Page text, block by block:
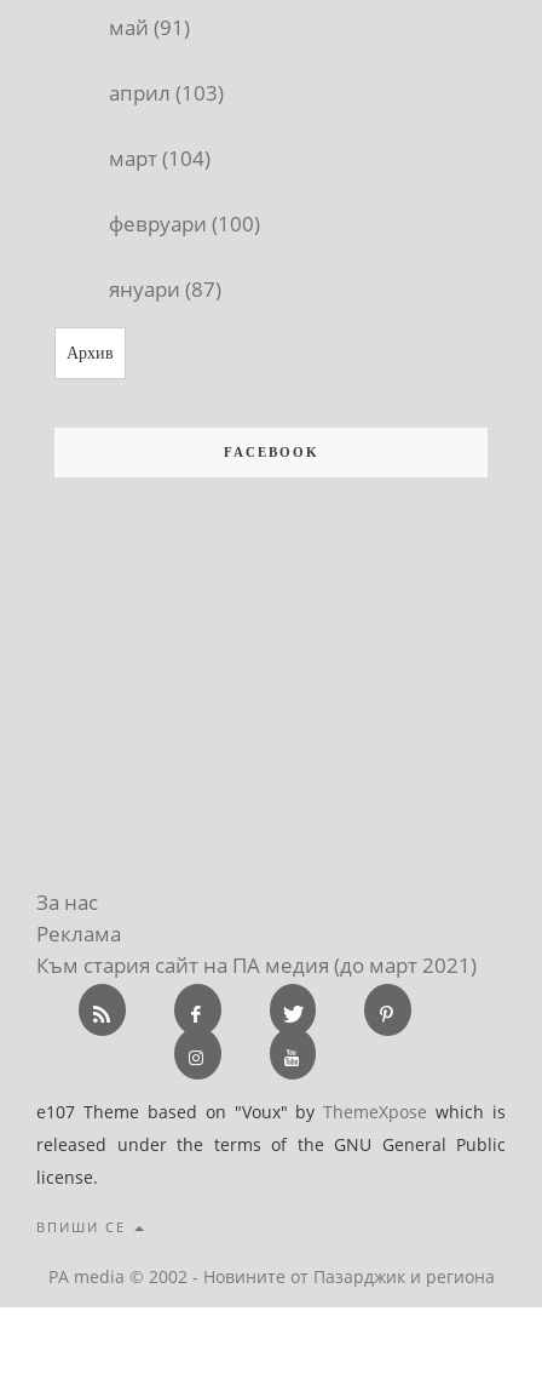
май (91)
април (103)
март (104)
февруари (100)
януари (87)
Архив
FACEBOOK
За нас
Реклама
Към стария сайт на ПА медия (до март 2021)
e107 Theme based on "Voux" byThemeXpose which is
released under the terms of the GNU General Public
license.
ВПИШИ СЕ
PA media © 2002 - Новините от Пазарджик и региона